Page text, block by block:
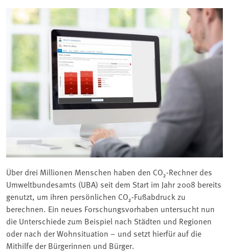
Über drei Millionen Menschen haben den CO₂-Rechner des
Umweltbundesamts (UBA) seit dem Start im Jahr 2008 bereits
genutzt, um ihren persönlichen CO₂-Fußabdruck zu
berechnen. Ein neues Forschungsvorhaben untersucht nun
die Unterschiede zum Beispiel nach Städten und Regionen
oder nach der Wohnsituation – und setzt hierfür auf die
Mithilfe der Bürgerinnen und Bürger.